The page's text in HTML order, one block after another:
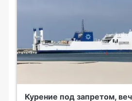
Курение под запретом,